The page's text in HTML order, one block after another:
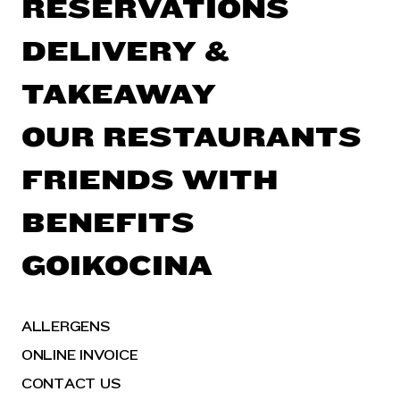
RESERVATIONS
DELIVERY &
TAKEAWAY
OUR RESTAURANTS
FRIENDS WITH
BENEFITS
GOIKOCINA
ALLERGENS
ONLINE INVOICE
CONTACT US